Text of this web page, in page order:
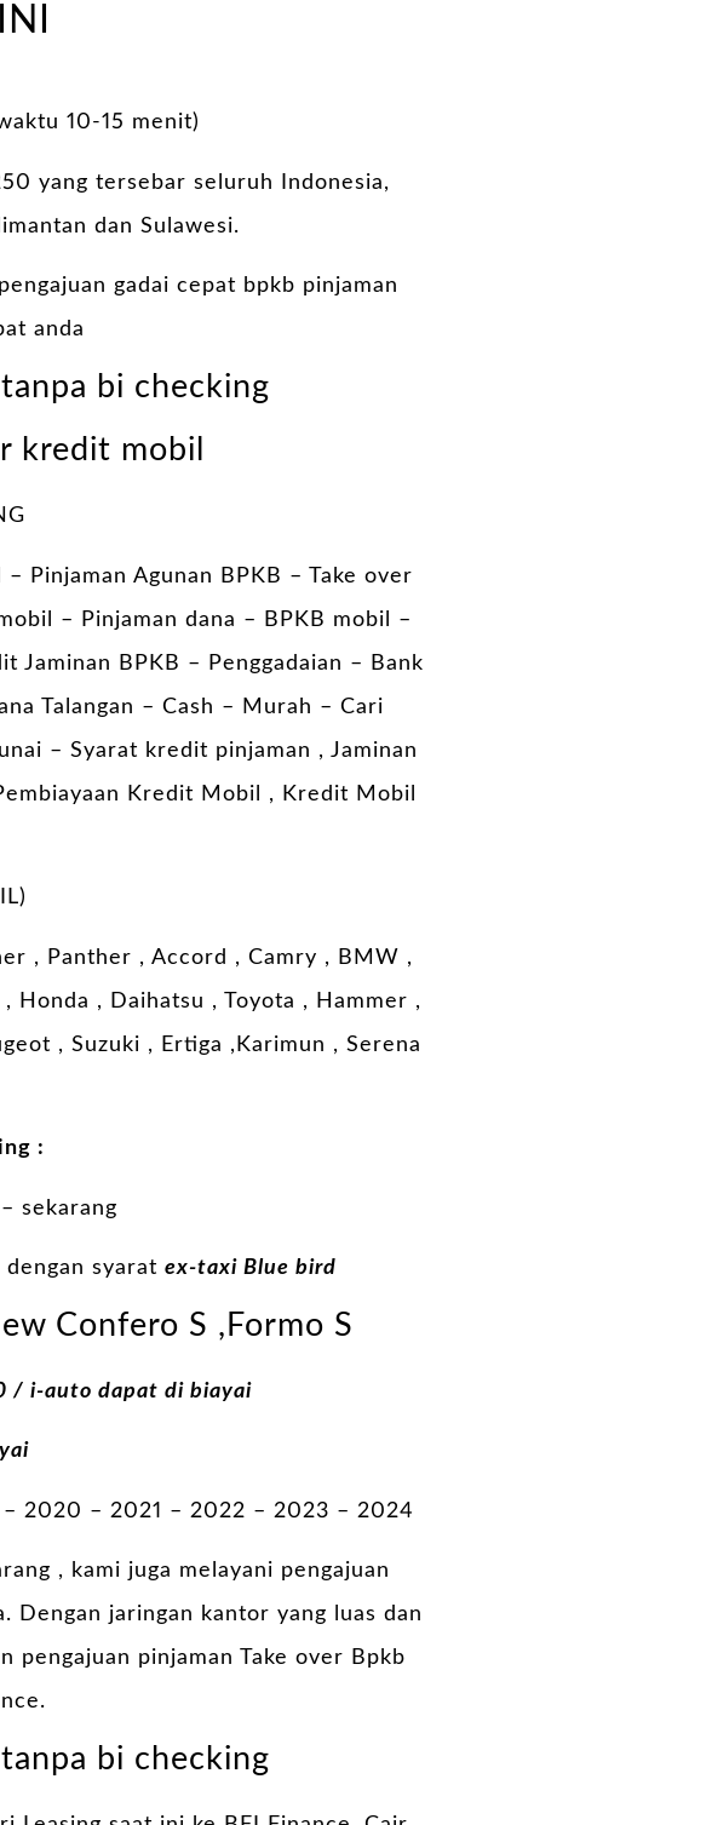
10-15 menit)
yang tersebar seluruh Indonesia,
dan Sulawesi.
gadai cepat bpkb pinjaman
anda
bi checking
kredit mobil
– Pinjaman Agunan BPKB – Take over
– Pinjaman dana – BPKB mobil –
Jaminan BPKB – Penggadaian – Bank
Talangan – Cash – Murah – Cari
– Syarat kredit pinjaman , Jaminan
Kredit Mobil , Kredit Mobil
, Panther , Accord , Camry , BMW ,
Honda , Daihatsu , Toyota , Hammer ,
, Suzuki , Ertiga ,Karimun , Serena
:
sekarang
syarat ex-taxi Blue bird
Confero S ,Formo S
/ i-auto dapat di biayai
2020 – 2021 – 2022 – 2023 – 2024
, kami juga melayani pengajuan
Dengan jaringan kantor yang luas dan
pengajuan pinjaman Take over Bpkb
bi checking